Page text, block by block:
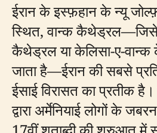
ईरान के इस्फ़हान के न्यू
स्थित, वान्क कैथेड्रल—जिसे
कैथेड्रल या केलिसा-ए-वान्क
जाता है—ईरान की सबसे
ईसाई विरासत का प्रतीक
द्वारा अर्मेनियाई लोगों के